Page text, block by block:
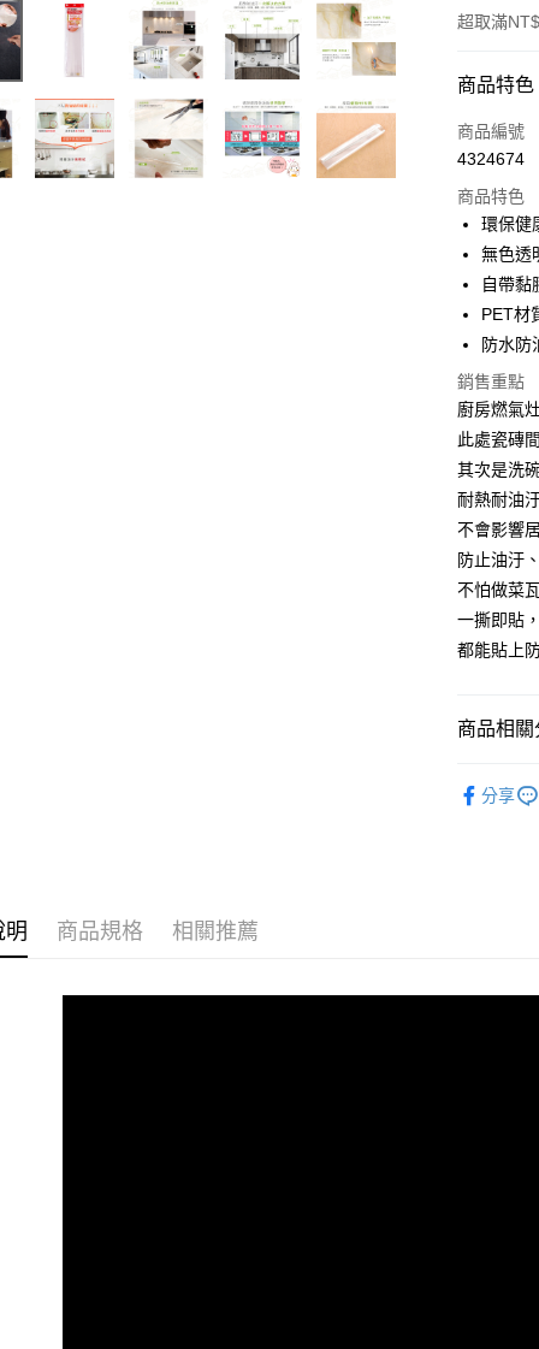
超取滿
付款方式
信用卡一次
LINE Pay
Apple Pay
街口支付
悠遊付
AFTEE先
相關說明
【關於「
AFTEE先
便利好安
１．簡單
２．便利
３．安心
【「
１．於結
付」結帳
２．訂單
※ 請注意
※ 交易是
ATM付款
運送方式
全家取貨
每筆
7-11取貨
7-11取貨(
商品特色
商品編號
4324674
商品特色
環保健
無色透
自帶黏
PET材
防水防
銷售重點
廚房燃氣
此處瓷磚
其次是洗
耐熱耐油
不會影響
防止油汙
不怕做菜
一撕即貼
都能貼上
商品相關
分享
明 商品規格 相關推薦